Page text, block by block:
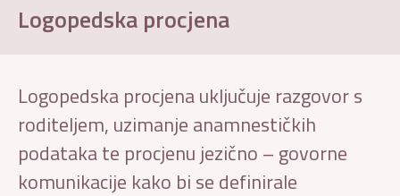
Logopedska procjena
Logopedska procjena uključuje razgovor s
roditeljem, uzimanje anamnestičkih
podataka te procjenu jezično – govorne
komunikacije kako bi se definirale